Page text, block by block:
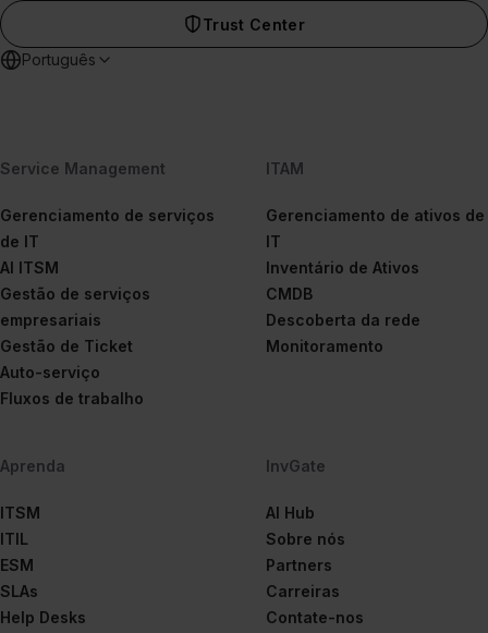
Trust Center
Português
Service Management
Gerenciamento de serviços
de IT
AI ITSM
Gestão de serviços
empresariais
Gestão de Ticket
Auto-serviço
Fluxos de trabalho
ITAM
Gerenciamento de ativos de
IT
Inventário de Ativos
CMDB
Descoberta da rede
Monitoramento
Aprenda
ITSM
ITIL
ESM
SLAs
Help Desks
InvGate
AI Hub
Sobre nós
Partners
Carreiras
Contate-nos